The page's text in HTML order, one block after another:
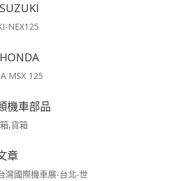
NEX125
MSX 125
機車部品
,貨箱
章
灣國際機車展-台北-世